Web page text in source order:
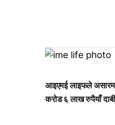
,,
आइएमई लाइफले असारमा
करोड ६ लाख रुपैयाँ दाबी